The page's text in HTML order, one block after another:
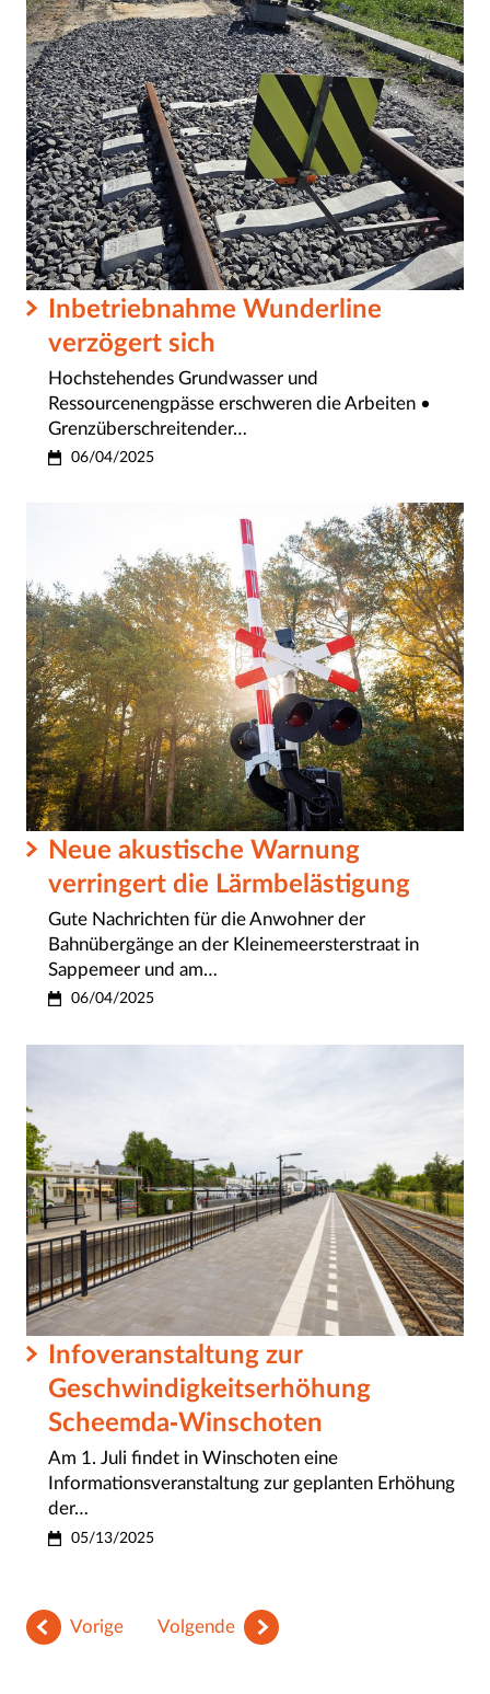
Inbetriebnahme Wunderline
verzögert sich
Hochstehendes Grundwasser und
Ressourcenengpässe erschweren die Arbeiten •
Grenzüberschreitender…
06/04/2025
Neue akustische Warnung
verringert die Lärmbelästigung
Gute Nachrichten für die Anwohner der
Bahnübergänge an der Kleinemeersterstraat in
Sappemeer und am…
06/04/2025
Infoveranstaltung zur
Geschwindigkeitserhöhung
Scheemda-Winschoten
Am 1. Juli findet in Winschoten eine
Informationsveranstaltung zur geplanten Erhöhung
der…
05/13/2025
Vorige Volgende